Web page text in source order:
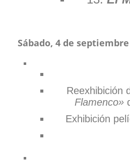
Sábado, 4 de septiembre
Reexhibición
Flamenco»
Exhibición